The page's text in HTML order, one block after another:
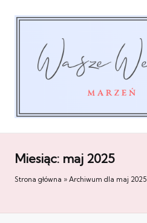
Miesiąc: maj 2025
Strona główna » Archiwum dla maj 2025